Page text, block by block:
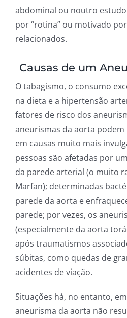
abdominal ou noutro
por “rotina” ou motivado
relacionados.
Causas de um
O tabagismo, o consumo
na dieta e a hipertensão
fatores de risco dos
aneurismas da aorta
em causas muito mais
pessoas são afetadas por
da parede arterial (o muito
Marfan); determinadas
parede da aorta e
parede; por vezes, os
(especialmente da aorta
após traumatismos
súbitas, como quedas de
acidentes de viação.
Situações há, no entanto,
aneurisma da aorta não